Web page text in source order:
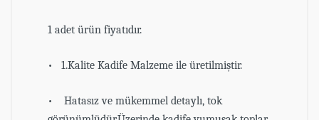
1 adet ürün fiyatıdır.
• 1.Kalite Kadife Malzeme ile üretilmiştir.
• Hatasız ve mükemmel detaylı, tok